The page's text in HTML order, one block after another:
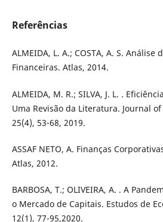
Referências
ALMEIDA, L. A.; COSTA, A. S. Análise
Financeiras. Atlas, 2014.
ALMEIDA, M. R.; SILVA, J. L. .
Uma Revisão da Literatura. Journal
25(4), 53-68, 2019.
ASSAF NETO, A. Finanças
Atlas, 2012.
BARBOSA, T.; OLIVEIRA, A. . A
o Mercado de Capitais. Estudos de
12(1), 77-95,2020.